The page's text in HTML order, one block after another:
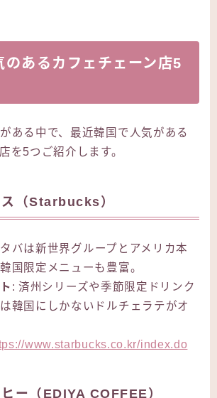
のあるカフェチェーン店5
ある中で、最近韓国で人気がある
を5つご紹介します。
（Starbucks）
バは新世界グループとアメリカ本
国限定メニューも豊富。
: 済州シリーズや季節限定ドリンク
韓国にしかないドルチェラテがオ
www.starbucks.co.kr/index.do
ー（EDIYA COFFEE）